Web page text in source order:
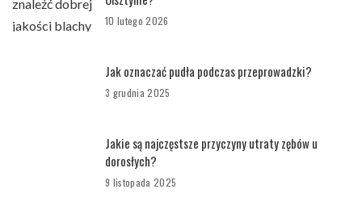
10 lutego 2026
Jak oznaczać pudła podczas przeprowadzki?
3 grudnia 2025
Jakie są najczęstsze przyczyny utraty zębów u
dorosłych?
9 listopada 2025